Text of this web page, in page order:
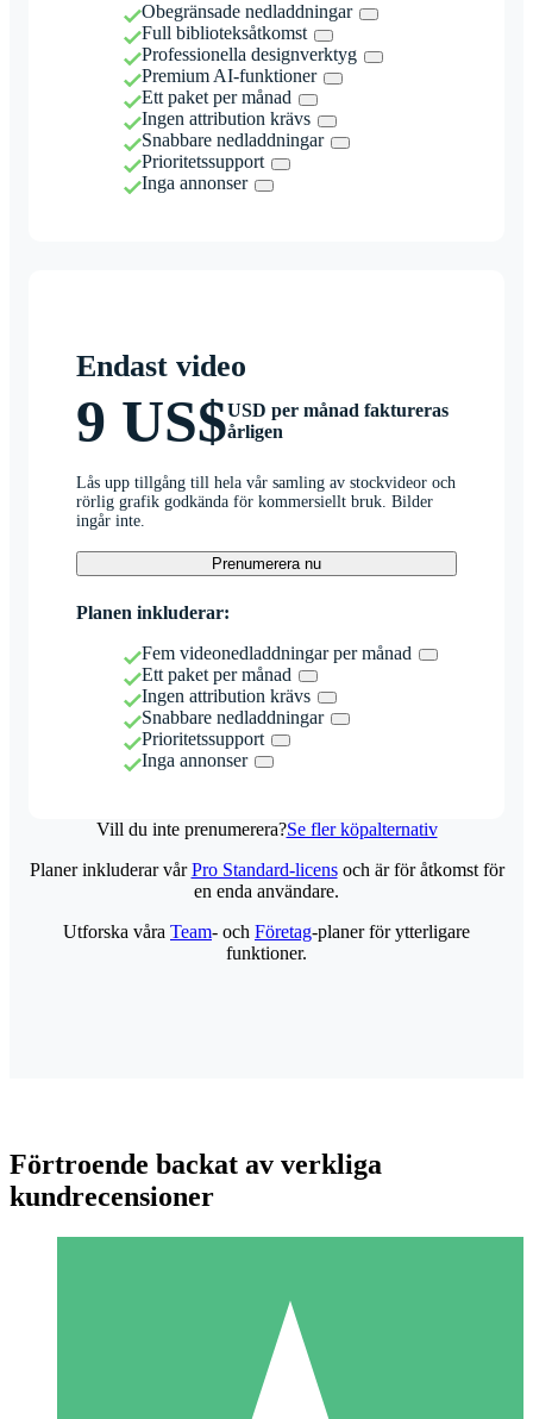
Obegränsade nedladdningar
Full biblioteksåtkomst
Professionella designverktyg
Premium AI-funktioner
Ett paket per månad
Ingen attribution krävs
Snabbare nedladdningar
Prioritetssupport
Inga annonser
Endast video
9 US$USD per månad faktureras
årligen
Lås upp tillgång till hela vår samling av stockvideor och
rörlig grafik godkända för kommersiellt bruk. Bilder
ingår inte.
Prenumerera nu
Planen inkluderar:
Fem videonedladdningar per månad
Ett paket per månad
Ingen attribution krävs
Snabbare nedladdningar
Prioritetssupport
Inga annonser
Vill du inte prenumerera?Se fler köpalternativ
Individuella Kreditpaket
Planer inkluderar vårPro Standard-licensoch är för åtkomst för
en enda användare.
Utforska våra Team- och Företag-planer för ytterligare
funktioner.
Förtroende backat av verkliga
kundrecensioner